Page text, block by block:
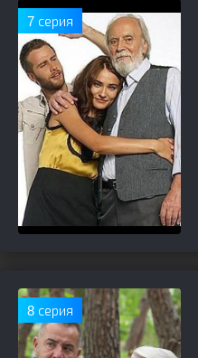
7 серия
8 серия